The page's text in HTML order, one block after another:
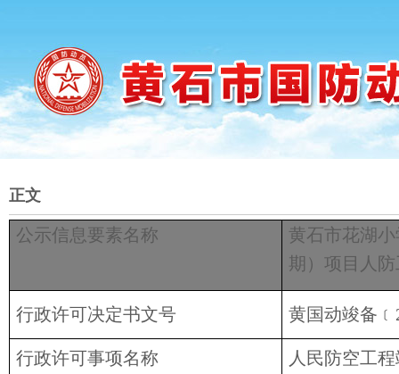
正文
公示信息要素名称
黄石市花湖
期）项目人
行政许可决定书文号 黄国动竣备
行政许可事项名称 人民防空工